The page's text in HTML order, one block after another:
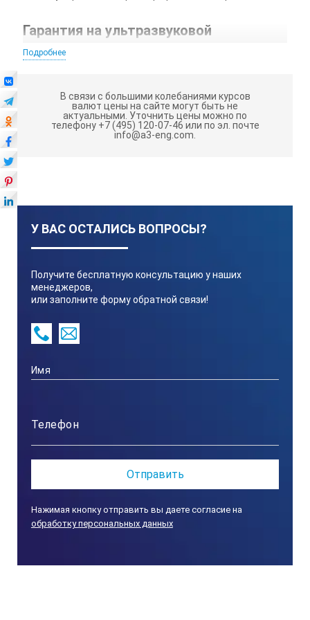
Гарантия на ультразвуковой
дефектоскоп-регистратор УД 21Р:
Описание
Портативные ультразвуковые дефектоскопы типа
УД-21Р предназначены для оперативного
ультразвукового контроля качества сварных
Дефектоскоп также может работать в качестве
ультразвукового толщиномера.
на дисплее отображается информация, вводимая с
клавиатуры,
наблюдение за эхо-сигналами (А-скан) в процессе
цифровая индикация амплитуды эхо-сигнала и
управление координатами и высотой строб-
режим "стоп-кадр",
Технические характеристики:
Используемые пьезопреобразователи (ПЭП)
Подробнее
В связи с большими колебаниями курсов
валют цены на сайте могут быть не
актуальными. Уточнить цены можно по
телефону +7 (495) 120-07-46 или по эл. почте
info@a3-eng.com.
У ВАС ОСТАЛИСЬ ВОПРОСЫ?
Получите бесплатную консультацию у наших
менеджеров,
или заполните форму обратной связи!
Нажимая кнопку отправить вы даете согласие на
обработку персональных данных